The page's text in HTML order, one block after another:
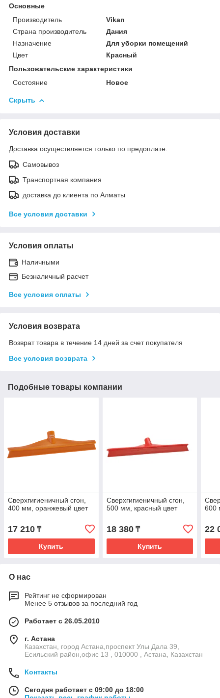
Основные
Производитель
Vikan
Страна производитель
Дания
Назначение
Для уборки помещений
Цвет
Красный
Пользовательские характеристики
Состояние
Новое
Скрыть
Условия доставки
Доставка осуществляется только по предоплате.
Самовывоз
Транспортная компания
доставка до клиента по Алматы
Все условия доставки
Условия оплаты
Наличными
Безналичный расчет
Все условия оплаты
Условия возврата
Возврат товара в течение 14 дней за счет покупателя
Все условия возврата
Подобные товары компании
Сверхгигиеничный сгон,
400 мм, оранжевый цвет
17 210 ₸
Купить
Сверхгигиеничный сгон,
500 мм, красный цвет
18 380₸
Купить
600
22
О нас
Рейтинг не сформирован
Менее 5 отзывов за последний год
Работает с 26.05.2010
г. Астана
Казахстан, город Астана,проспект Улы Дала 39,
Есильский район,офис 13 , 010000 , Астана, Казахстан
Контакты
Сегодня работает с 09:00 до 18:00